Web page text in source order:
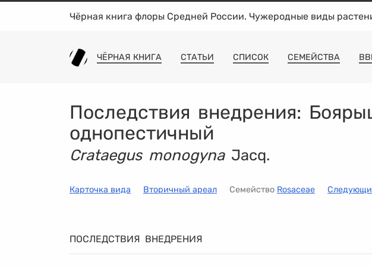
Чёрная книга флоры Средней России. Чужеродные виды
ЧЁРНАЯ КНИГА СТАТЬИ СПИСОК СЕМЕЙСТВА
Последствия внедрения:
однопестичный
Crataegus monogynaJacq.
Карточка вида Вторичный ареал Семейство Rosaceae
ПОСЛЕДСТВИЯ ВНЕДРЕНИЯ